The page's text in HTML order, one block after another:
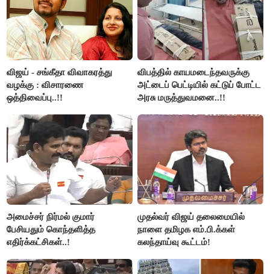
விஜய் - சங்கீதா விவாகரத்து
வழக்கு : விசாரணை
ஒத்திவைப்பு..!!
விபத்தில் காயமடைந்தவருக்கு
அட்டைப் பெட்டியில் கட்டுப் போட்ட
அரசு மருத்துவமனை..!!
அமைச்சர் நிர்மல் குமார்
பேசியதும் கொந்தளித்த
எதிர்க்கட்சிகள்..!
முதல்வர் விஜய் தலைமையில்
நாளை தமிழக எம்.பி.க்கள்
கலந்தாய்வு கூட்டம்!